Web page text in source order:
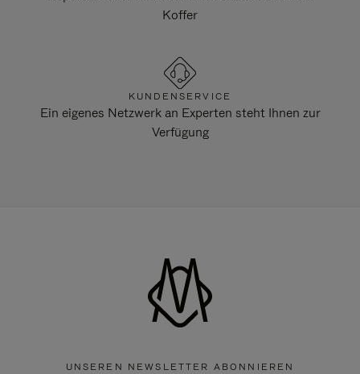
Koffer
KUNDENSERVICE
Ein eigenes Netzwerk an Experten steht Ihnen zur
Verfügung
UNSEREN NEWSLETTER ABONNIEREN